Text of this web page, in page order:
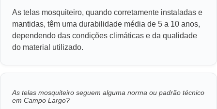
As telas mosquiteiro, quando corretamente instaladas e
mantidas, têm uma durabilidade média de 5 a 10 anos,
dependendo das condições climáticas e da qualidade
do material utilizado.
As telas mosquiteiro seguem alguma norma ou padrão técnico
em Campo Largo?